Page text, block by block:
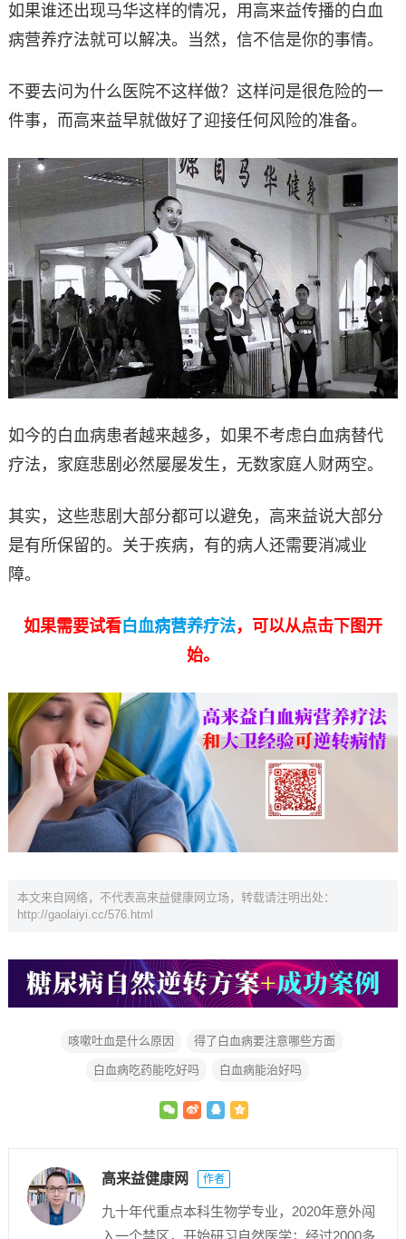
如果谁还出现马华这样的情况，用高来益传播的白血
病营养疗法就可以解决。当然，信不信是你的事情。
不要去问为什么医院不这样做？这样问是很危险的一
件事，而高来益早就做好了迎接任何风险的准备。
如今的白血病患者越来越多，如果不考虑白血病替代
疗法，家庭悲剧必然屡屡发生，无数家庭人财两空。
其实，这些悲剧大部分都可以避免，高来益说大部分
是有所保留的。关于疾病，有的病人还需要消减业
障。
如果需要试看白血病营养疗法，可以从点击下图开
始。
本文来自网络，不代表高来益健康网立场，转载请注明出处：
http://gaolaiyi.cc/576.html
咳嗽吐血是什么原因 得了白血病要注意哪些方面
白血病吃药能吃好吗 白血病能治好吗
高来益健康网 作者
九十年代重点本科生物学专业，2020年意外闯